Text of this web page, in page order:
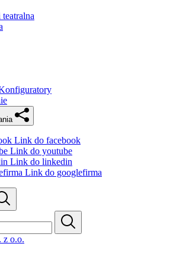
Link do facebook
Link do youtube
Link do linkedin
Link do googlefirma